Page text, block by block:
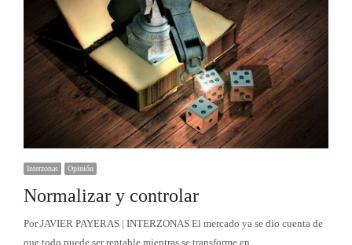
Interzonas Opinión
Normalizar y controlar
Por JAVIER PAYERAS | INTERZONAS El mercado ya se dio cuenta de
que todo puede ser rentable mientras se transforme en…